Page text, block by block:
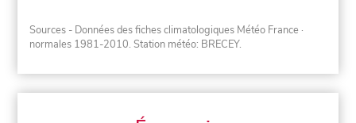
Sources - Données des fiches climatologiques Météo France ·
normales 1981-2010. Station météo: BRECEY.